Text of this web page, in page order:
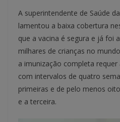
A superintendente de Saúde
lamentou a baixa cobertura
que a vacina é segura e já foi
milhares de crianças no
a imunização completa
com intervalos de quatro
primeiras e de pelo menos
e a terceira.